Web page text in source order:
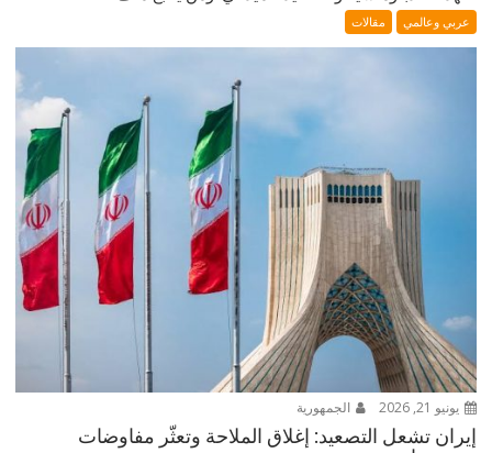
عربي وعالمي مقالات
يونيو 21, 2026 الجمهورية
إيران تشعل التصعيد: إغلاق الملاحة وتعثّر مفاوضات